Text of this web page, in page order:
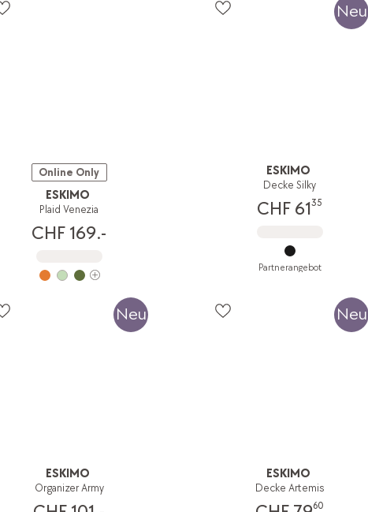
Online Only
ESKIMO
Plaid Venezia
CHF 169.-
Neu
ESKIMO
Decke Silky
CHF 6135
Partnerangebot
Neu
ESKIMO
Organizer Army
Neu
ESKIMO
Decke Artemis
60